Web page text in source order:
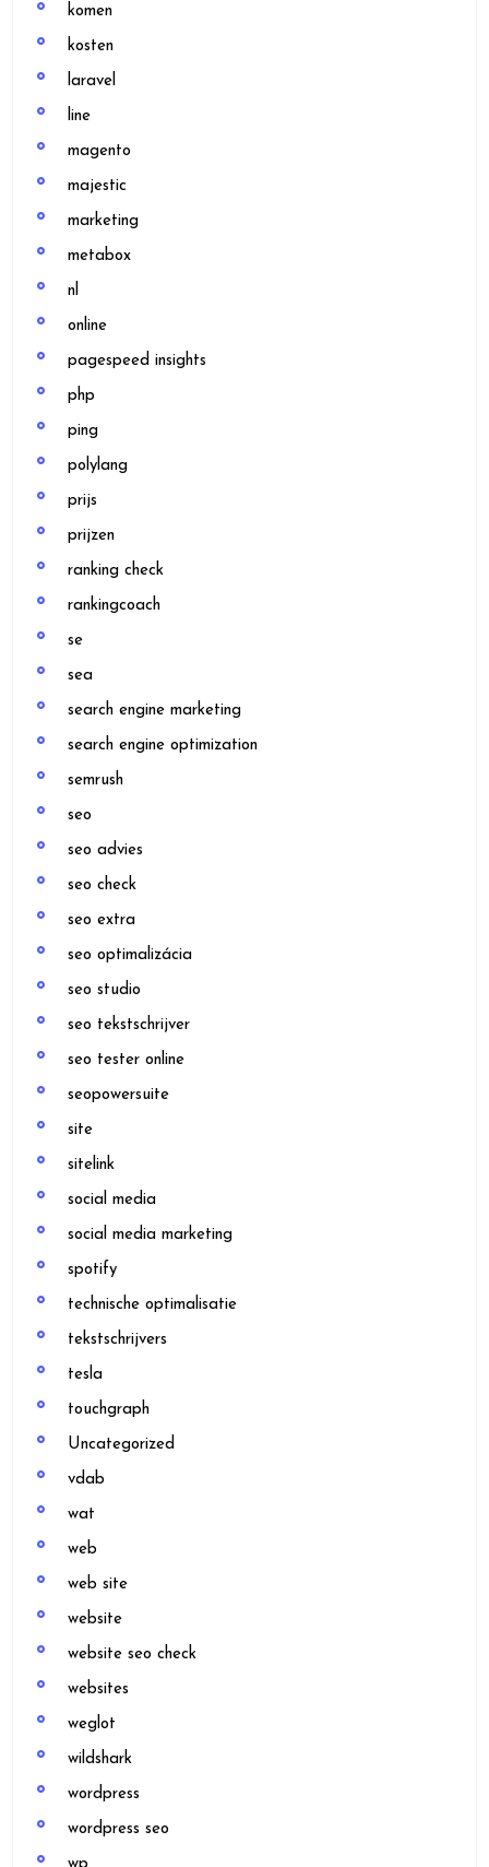
komen
kosten
laravel
line
magento
majestic
marketing
metabox
nl
online
pagespeed insights
php
ping
polylang
prijs
prijzen
ranking check
rankingcoach
se
sea
search engine marketing
search engine optimization
semrush
seo
seo advies
seo check
seo extra
seo optimalizácia
seo studio
seo tekstschrijver
seo tester online
seopowersuite
site
sitelink
social media
social media marketing
spotify
technische optimalisatie
tekstschrijvers
tesla
touchgraph
Uncategorized
vdab
wat
web
web site
website
website seo check
websites
weglot
wildshark
wordpress
wordpress seo